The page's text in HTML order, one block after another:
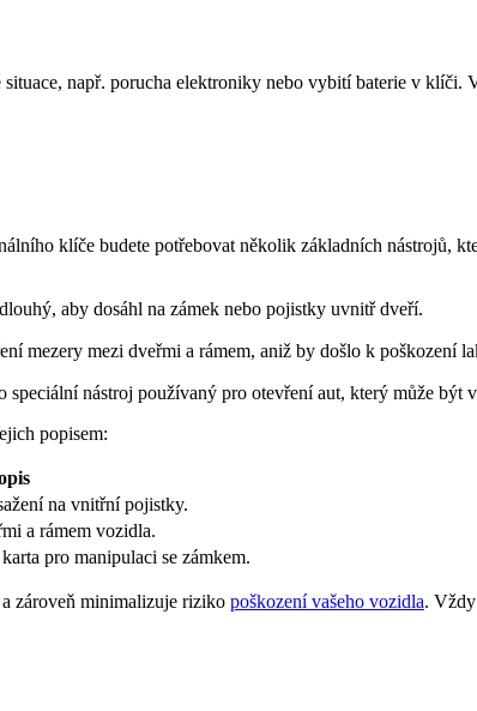
např. porucha elektroniky nebo vybití baterie v
klíče budete potřebovat několik základních nástrojů,
aby dosáhl na zámek nebo pojistky uvnitř dveří.
mezi dveřmi a rámem, aniž by došlo k poškození
nástroj používaný pro otevření aut, který může být
popisem:
na vnitřní pojistky.
a rámem vozidla.
pro manipulaci se zámkem.
zároveň minimalizuje riziko poškození vašeho vozidla. Vždy